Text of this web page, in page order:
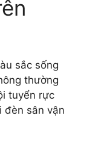
sắc sống
thường
tuyển rực
đèn sân vận